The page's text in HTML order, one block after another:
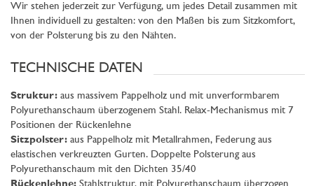
Wir stehen jederzeit zur Verfügung, um jedes Detail zusammen mit
Ihnen individuell zu gestalten: von den Maßen bis zum Sitzkomfort,
von der Polsterung bis zu den Nähten.
TECHNISCHE DATEN
Struktur: aus massivem Pappelholz und mit unverformbarem
Polyurethanschaum überzogenem Stahl. Relax-Mechanismus mit 7
Positionen der Rückenlehne
Sitzpolster: aus Pappelholz mit Metallrahmen, Federung aus
elastischen verkreuzten Gurten. Doppelte Polsterung aus
Polyurethanschaum mit den Dichten 35/40